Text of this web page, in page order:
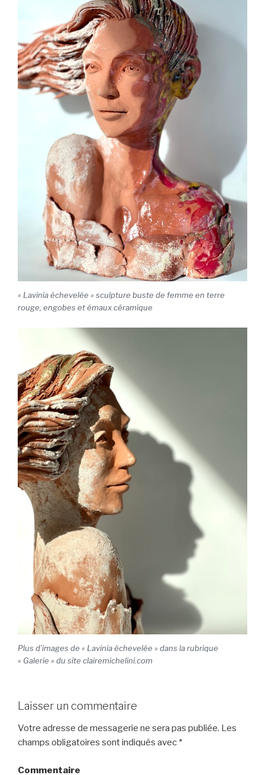
« Lavinia échevelée » sculpture buste de femme en terre
rouge, engobes et émaux céramique
Plus d’images de « Lavinia échevelée » dans la rubrique
« Galerie » du site clairemichelini.com
Laisser un commentaire
Votre adresse de messagerie ne sera pas publiée. Les
champs obligatoires sont indiqués avec *
Commentaire